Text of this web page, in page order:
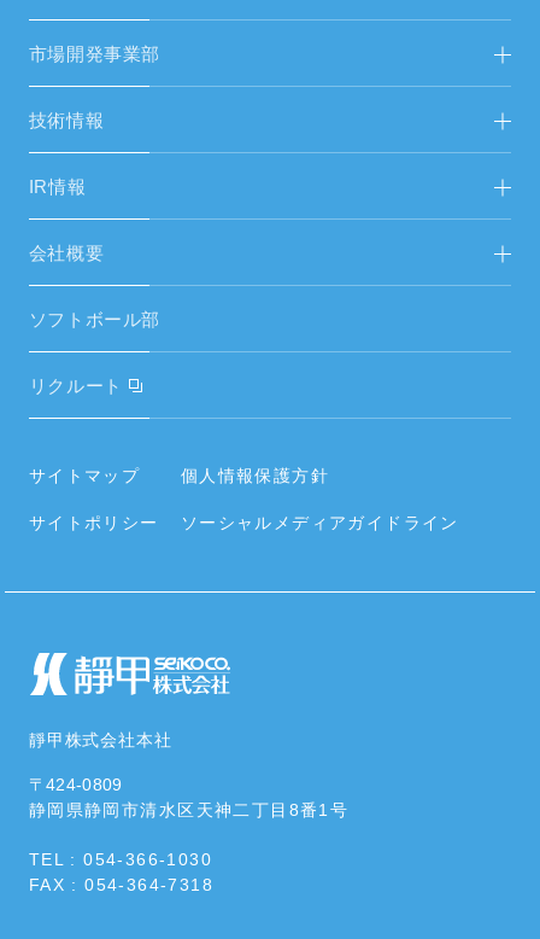
FAシステム・受配電設備
生産設備・試験機
空調設備機器
空調周辺部材
住宅設備
市場開発事業部
省人化・自動化ソリューション FA営開
技術情報
市場開発事業部
IR情報
中期経営計画
財務ハイライト
内部統制システムの整備に関する基本方針
情報セキュリティポリシー
会社概要
ご挨拶
会社概要・役員・沿革
事業所／関連会社
社員の働く環境
ソフトボール部
リクルート
サイトマップ 個人情報保護方針
サイトポリシー ソーシャルメディアガイドライン
靜甲株式会社本社
〒424-0809
静岡県静岡市清水区天神二丁目8番1号
TEL : 054-366-1030
FAX : 054-364-7318